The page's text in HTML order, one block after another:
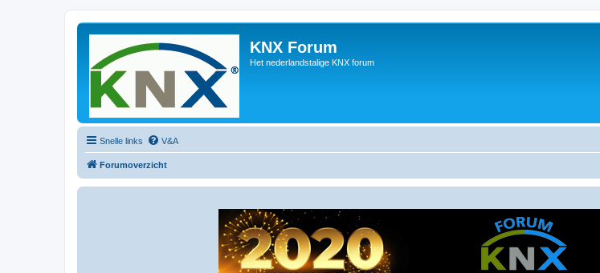
KNX Forum
Het nederlandstalige KNX forum
Snelle links V&A
Forumoverzicht